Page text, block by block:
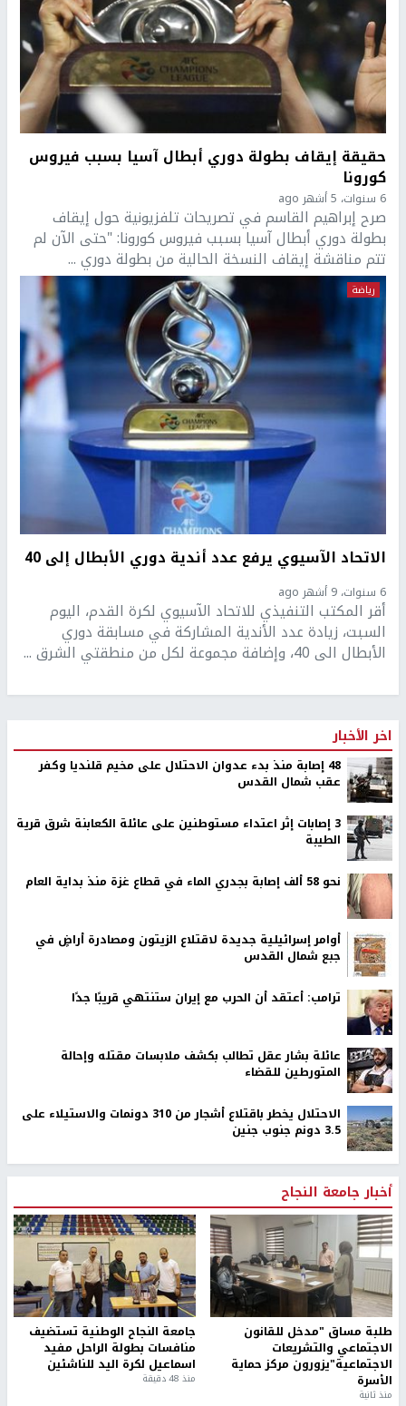
حقيقة إيقاف بطولة دوري أبطال آسيا بسبب فيروس
كورونا
6 سنوات، 5 أشهر ago
صرح إبراهيم القاسم في تصريحات تلفزيونية حول إيقاف
بطولة دوري أبطال آسيا بسبب فيروس كورونا: "حتى الآن لم
تتم مناقشة إيقاف النسخة الحالية من بطولة دوري ...
رياضة
الاتحاد الآسيوي يرفع عدد أندية دوري الأبطال إلى 40
6 سنوات، 9 أشهر ago
أقر المكتب التنفيذي للاتحاد الآسيوي لكرة القدم، اليوم
السبت، زيادة عدد الأندية المشاركة في مسابقة دوري
الأبطال الى 40، وإضافة مجموعة لكل من منطقتي الشرق ...
اخر الأخبار
48 إصابة منذ بدء عدوان الاحتلال على مخيم قلنديا وكفر
عقب شمال القدس
‏3 إصابات إثر اعتداء مستوطنين على عائلة الكعابنة شرق قرية
الطيبة
نحو 58 ألف إصابة بجدري الماء في قطاع غزة منذ بداية العام
أوامر إسرائيلية جديدة لاقتلاع الزيتون ومصادرة أراضٍ في
جبع شمال القدس
ترامب: أعتقد أن الحرب مع إيران ستنتهي قريبًا جدًا
عائلة بشار عقل تطالب بكشف ملابسات مقتله وإحالة
المتورطين للقضاء
الاحتلال يخطر باقتلاع أشجار من 310 دونمات والاستيلاء على
3.5 دونم جنوب جنين
أخبار جامعة النجاح
طلبة مساق "مدخل للقانون
الاجتماعي والتشريعات
الاجتماعية"يزورون مركز حماية
الأسرة
منذ ثانية
جامعة النجاح الوطنية تستضيف
منافسات بطولة الراحل مفيد
اسماعيل لكرة اليد للناشئين
منذ 48 دقيقة